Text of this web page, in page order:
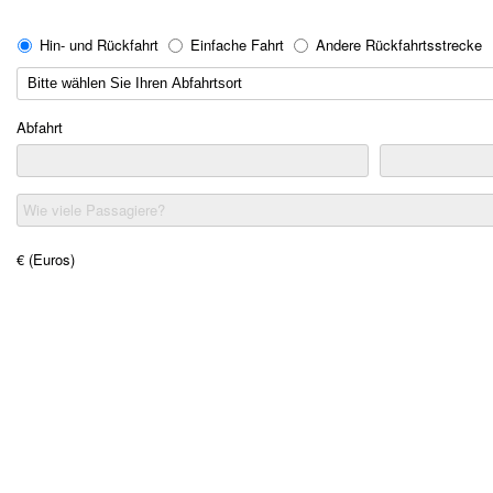
Hin- und Rückfahrt Einfache Fahrt Andere Rückfahrtsstrecke
Abfahrt
Wie viele Passagiere?
€ (Euros)